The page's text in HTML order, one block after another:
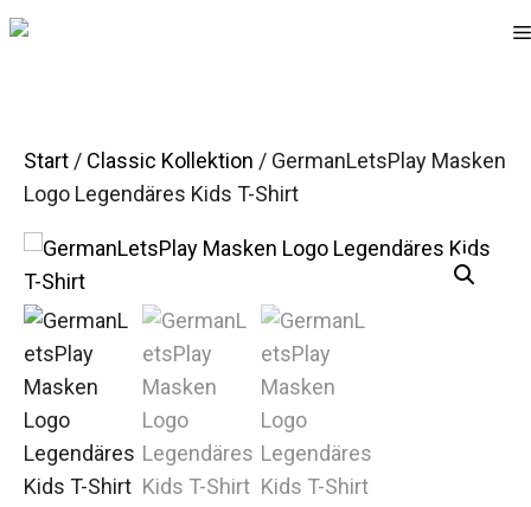
Zum
Start / Classic Kollektion / GermanLetsPlay Masken
Logo Legendäres Kids T-Shirt